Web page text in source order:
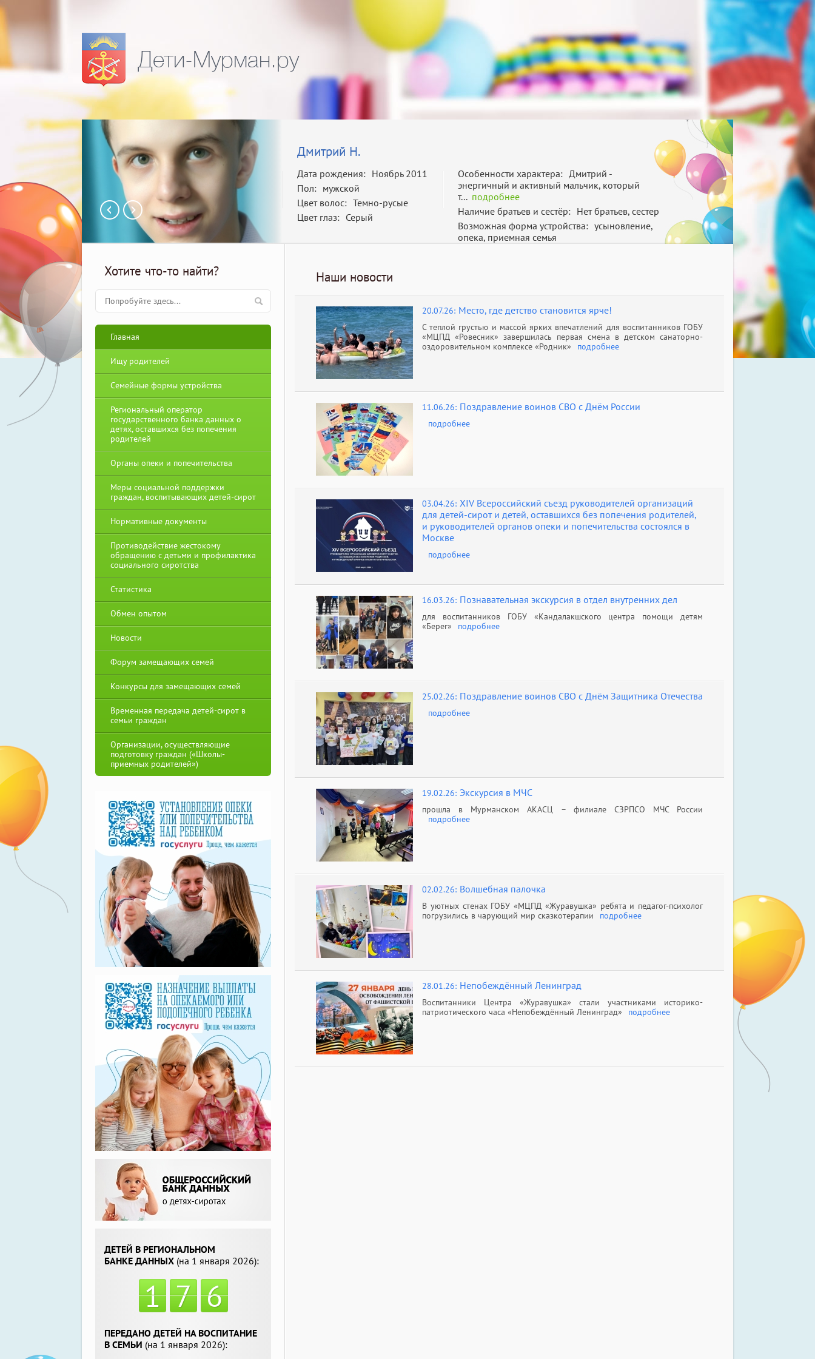
Дети-Мурман.ру
Дмитрий Н.
Дата рождения: Ноябрь 2011
Пол: мужской
Цвет волос: Темно-русые
Цвет глаз: Серый
Особенности характера: Дмитрий -
энергичный и активный мальчик, который
т... подробнее
Наличие братьев и сестёр: Нет братьев, сестер
Возможная форма устройства: усыновление,
опека, приемная семья
Хотите что-то найти?
Главная
Ищу родителей
Семейные формы устройства
Региональный оператор
государственного банка данных о
детях, оставшихся без попечения
родителей
Органы опеки и попечительства
Меры социальной поддержки
граждан, воспитывающих детей-сирот
Нормативные документы
Противодействие жестокому
обращению с детьми и профилактика
социального сиротства
Статистика
Обмен опытом
Новости
Форум замещающих семей
Конкурсы для замещающих семей
Временная передача детей-сирот в
семьи граждан
Организации, осуществляющие
подготовку граждан («Школы-
приемных родителей»)
ДЕТЕЙ В РЕГИОНАЛЬНОМ
БАНКЕ ДАННЫХ (на 1 января 2026):
1 7 6
ПЕРЕДАНО ДЕТЕЙ НА ВОСПИТАНИЕ
В СЕМЬИ (на 1 января 2026):
Наши новости
20.07.26: Место, где детство становится ярче!
С теплой грустью и массой ярких впечатлений для воспитанников ГОБУ
«МЦПД «Ровесник» завершилась первая смена в детском санаторно-
оздоровительном комплексе «Родник»
подробнее
11.06.26: Поздравление воинов СВО с Днём России
подробнее
03.04.26: XIV Всероссийский съезд руководителей организаций
для детей-сирот и детей, оставшихся без попечения родителей,
и руководителей органов опеки и попечительства состоялся в
Москве
подробнее
16.03.26: Познавательная экскурсия в отдел внутренних дел
для воспитанников ГОБУ «Кандалакшского центра помощи детям
«Берег»
подробнее
25.02.26: Поздравление воинов СВО с Днём Защитника Отечества
подробнее
19.02.26: Экскурсия в МЧС
прошла в Мурманском АКАСЦ – филиале СЗРПСО МЧС России
подробнее
02.02.26: Волшебная палочка
В уютных стенах ГОБУ «МЦПД «Журавушка» ребята и педагог-психолог
погрузились в чарующий мир сказкотерапии
подробнее
28.01.26: Непобеждённый Ленинград
Воспитанники Центра «Журавушка» стали участниками историко-
патриотического часа «Непобеждённый Ленинград»
подробнее